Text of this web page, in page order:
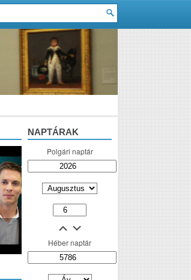
NAPTÁRAK
Polgári naptár
Héber naptár